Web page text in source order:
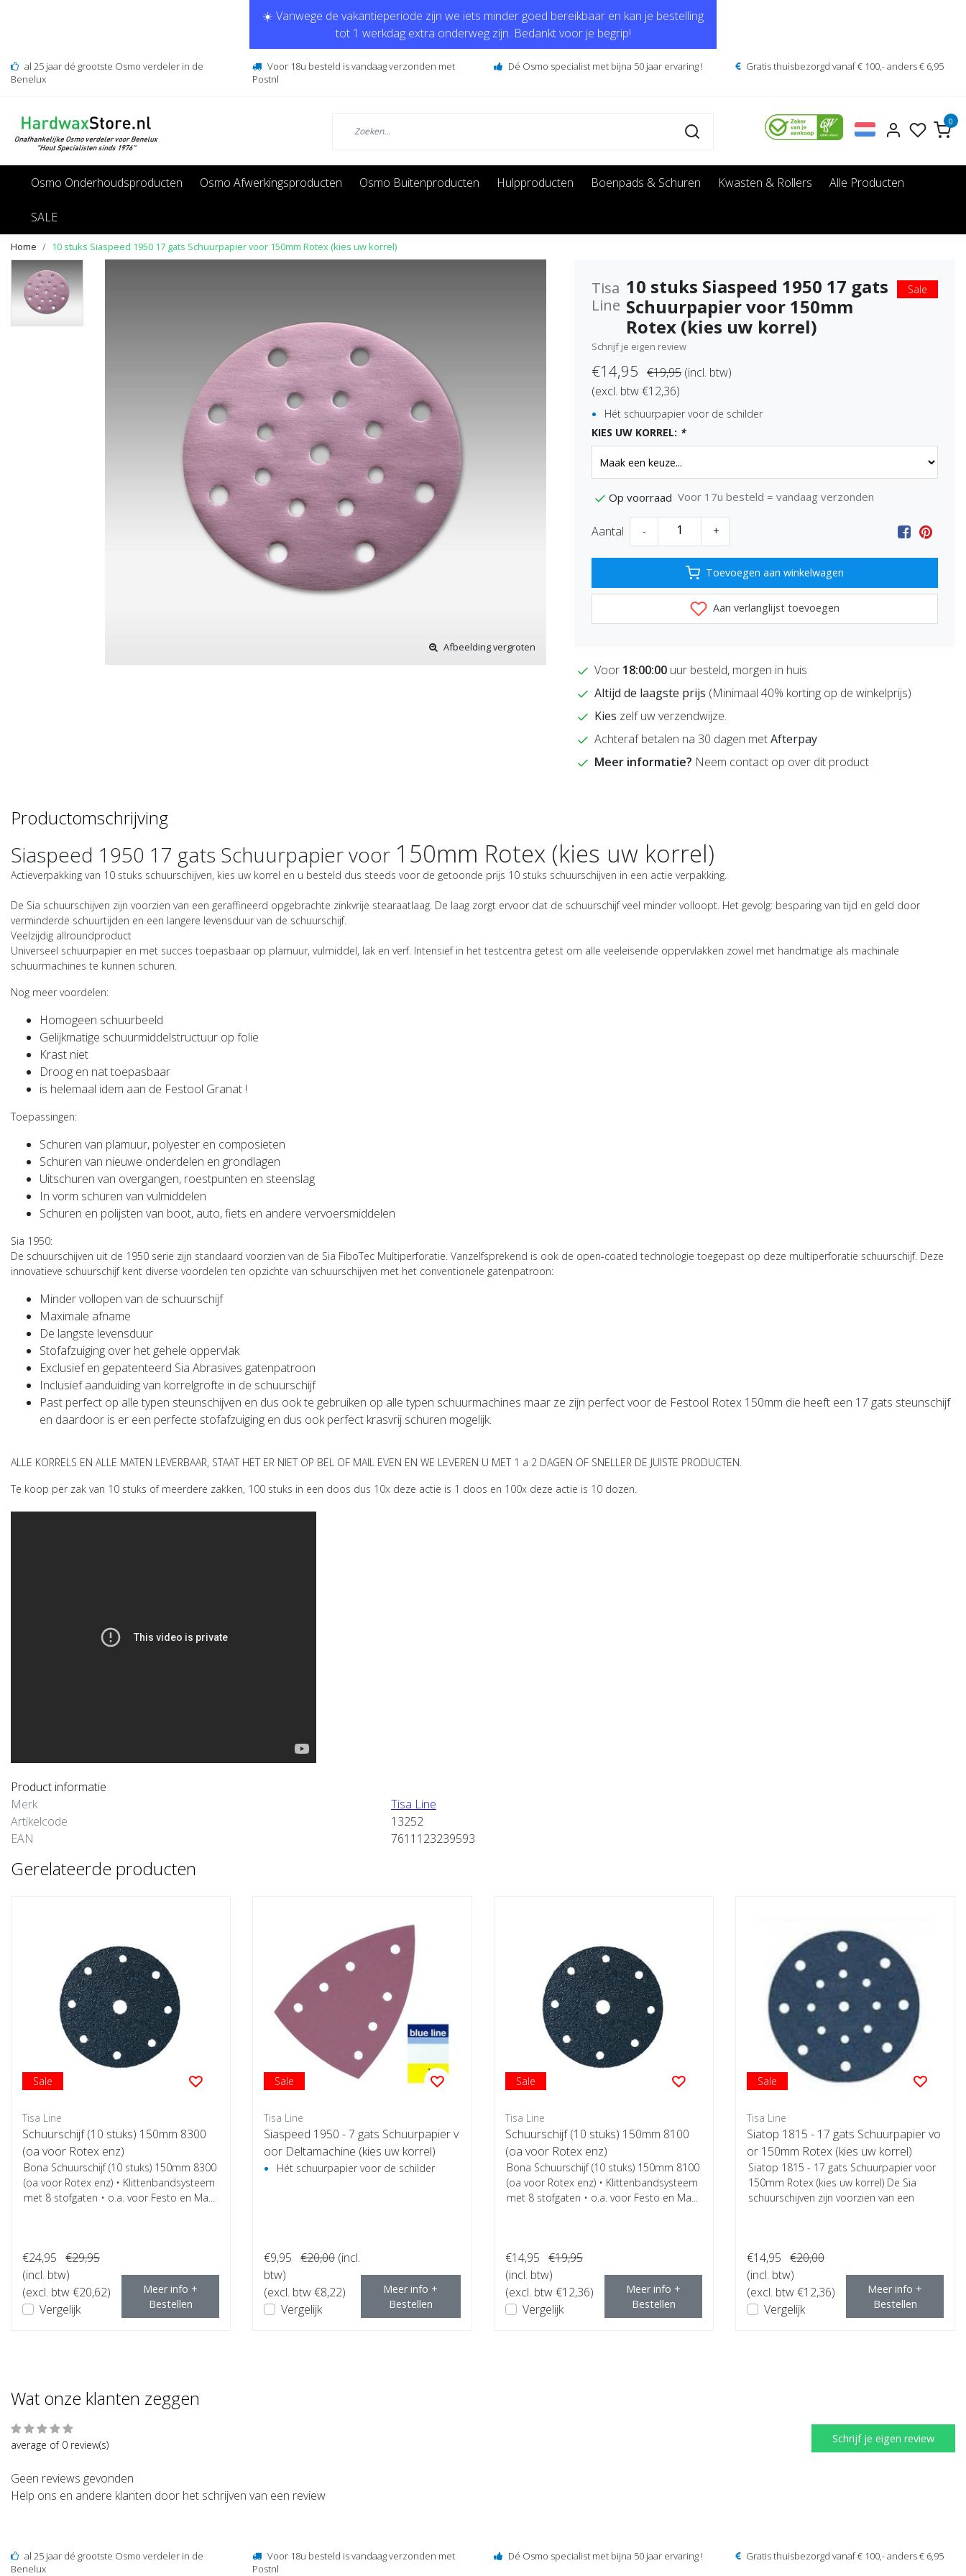
☀️ Vanwege de vakantieperiode zijn we iets minder goed bereikbaar en kan je bestelling
tot 1 werkdag extra onderweg zijn. Bedankt voor je begrip!
al 25 jaar dé grootste Osmo verdeler in de
Benelux
Voor 18u besteld is vandaag verzonden met
Postnl
Dé Osmo specialist met bijna 50 jaar ervaring ! Gratis thuisbezorgd vanaf € 100,- anders € 6,95
0
Osmo Onderhoudsproducten Osmo Afwerkingsproducten Osmo Buitenproducten Hulpproducten Boenpads & Schuren Kwasten & Rollers Alle Producten
SALE
Home 10 stuks Siaspeed 1950 17 gats Schuurpapier voor 150mm Rotex (kies uw korrel)
Afbeelding vergroten
Tisa
Line
10 stuks Siaspeed 1950 17 gats
Schuurpapier voor 150mm
Rotex (kies uw korrel)
Sale
Schrijf je eigen review
€14,95 €19,95 (incl. btw)
(excl. btw €12,36)
Hét schuurpapier voor de schilder
KIES UW KORREL: *
Op voorraad Voor 17u besteld = vandaag verzonden
Aantal - +
Toevoegen aan winkelwagen
Aan verlanglijst toevoegen
Voor 18:00:00 uur besteld, morgen in huis
Altijd de laagste prijs (Minimaal 40% korting op de winkelprijs)
Kies zelf uw verzendwijze.
Achteraf betalen na 30 dagen metAfterpay
Meer informatie? Neem contact op over dit product
Productomschrijving
Siaspeed 1950 17 gats Schuurpapier voor 150mm Rotex (kies uw korrel)
Actieverpakking van 10 stuks schuurschijven, kies uw korrel en u besteld dus steeds voor de getoonde prijs 10 stuks schuurschijven in een actie verpakking.
De Sia schuurschijven zijn voorzien van een geraffineerd opgebrachte zinkvrije stearaatlaag. De laag zorgt ervoor dat de schuurschijf veel minder volloopt. Het gevolg: besparing van tijd en geld door
verminderde schuurtijden en een langere levensduur van de schuurschijf.
Veelzijdig allroundproduct
Universeel schuurpapier en met succes toepasbaar op plamuur, vulmiddel, lak en verf. Intensief in het testcentra getest om alle veeleisende oppervlakken zowel met handmatige als machinale
schuurmachines te kunnen schuren.
Nog meer voordelen:
Homogeen schuurbeeld
Gelijkmatige schuurmiddelstructuur op folie
Krast niet
Droog en nat toepasbaar
is helemaal idem aan de Festool Granat !
Toepassingen:
Schuren van plamuur, polyester en composieten
Schuren van nieuwe onderdelen en grondlagen
Uitschuren van overgangen, roestpunten en steenslag
In vorm schuren van vulmiddelen
Schuren en polijsten van boot, auto, fiets en andere vervoersmiddelen
Sia 1950:
De schuurschijven uit de 1950 serie zijn standaard voorzien van de Sia FiboTec Multiperforatie. Vanzelfsprekend is ook de open-coated technologie toegepast op deze multiperforatie schuurschijf. Deze
innovatieve schuurschijf kent diverse voordelen ten opzichte van schuurschijven met het conventionele gatenpatroon:
Minder vollopen van de schuurschijf
Maximale afname
De langste levensduur
Stofafzuiging over het gehele oppervlak
Exclusief en gepatenteerd Sia Abrasives gatenpatroon
Inclusief aanduiding van korrelgrofte in de schuurschijf
Past perfect op alle typen steunschijven en dus ook te gebruiken op alle typen schuurmachines maar ze zijn perfect voor de Festool Rotex 150mm die heeft een 17 gats steunschijf
en daardoor is er een perfecte stofafzuiging en dus ook perfect krasvrij schuren mogelijk.
ALLE KORRELS EN ALLE MATEN LEVERBAAR, STAAT HET ER NIET OP BEL OF MAIL EVEN EN WE LEVEREN U MET 1 a 2 DAGEN OF SNELLER DE JUISTE PRODUCTEN.
Te koop per zak van 10 stuks of meerdere zakken, 100 stuks in een doos dus 10x deze actie is 1 doos en 100x deze actie is 10 dozen.
Product informatie
Merk
Tisa Line
Artikelcode
13252
EAN
7611123239593
Gerelateerde producten
Sale
Tisa Line
Schuurschijf (10 stuks) 150mm 8300
(oa voor Rotex enz)
Bona Schuurschijf (10 stuks) 150mm 8300
(oa voor Rotex enz) • Klittenbandsysteem
met 8 stofgaten • o.a. voor Festo en Ma...
€24,95 €29,95
(incl. btw)
(excl. btw €20,62)
Vergelijk
Meer info +
Bestellen
Sale
Tisa Line
Siaspeed 1950 - 7 gats Schuurpapier v
oor Deltamachine (kies uw korrel)
Hét schuurpapier voor de schilder
€9,95 €20,00 (incl.
btw)
(excl. btw €8,22)
Vergelijk
Meer info +
Bestellen
Sale
Tisa Line
Schuurschijf (10 stuks) 150mm 8100
(oa voor Rotex enz)
Bona Schuurschijf (10 stuks) 150mm 8100
(oa voor Rotex enz) • Klittenbandsysteem
met 8 stofgaten • o.a. voor Festo en Ma...
€14,95 €19,95
(incl. btw)
(excl. btw €12,36)
Vergelijk
Meer info +
Bestellen
Sale
Tisa Line
Siatop 1815 - 17 gats Schuurpapier vo
or 150mm Rotex (kies uw korrel)
Siatop 1815 - 17 gats Schuurpapier voor
150mm Rotex (kies uw korrel) De Sia
schuurschijven zijn voorzien van een
€14,95 €20,00
(incl. btw)
(excl. btw €12,36)
Vergelijk
Meer info +
Bestellen
Wat onze klanten zeggen
average of 0 review(s) Schrijf je eigen review
Geen reviews gevonden
Help ons en andere klanten door het schrijven van een review
al 25 jaar dé grootste Osmo verdeler in de
Benelux
Voor 18u besteld is vandaag verzonden met
Postnl
Dé Osmo specialist met bijna 50 jaar ervaring ! Gratis thuisbezorgd vanaf € 100,- anders € 6,95